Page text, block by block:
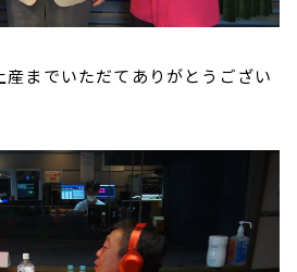
までいただてありがとうござい